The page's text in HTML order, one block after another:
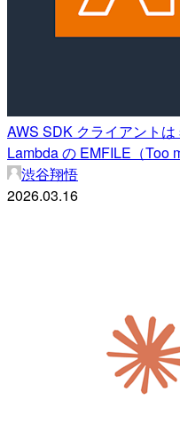
AWS SDK クライアントは
Lambda の EMFILE（Too
渋谷翔悟
2026.03.16